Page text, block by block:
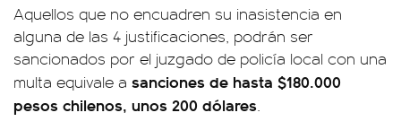
Aquellos que no encuadren su inasistencia en
alguna de las 4 justificaciones, podrán ser
sancionados por el juzgado de policía local con una
multa equivale a sanciones de hasta $180.000
pesos chilenos, unos 200 dólares.